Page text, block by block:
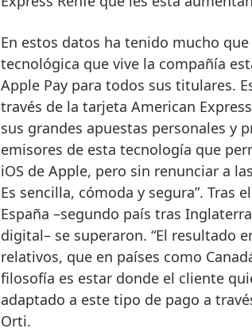
En estos datos ha tenido mucho
tecnológica que vive la compañía
Apple Pay para todos sus titulares.
través de la tarjeta American
sus grandes apuestas personales y
emisores de esta tecnología que
iOS de Apple, pero sin renunciar a
Es sencilla, cómoda y segura”. Tras
España –segundo país tras
digital– se superaron. “El resultado
relativos, que en países como
filosofía es estar donde el cliente
adaptado a este tipo de pago a
Orti.